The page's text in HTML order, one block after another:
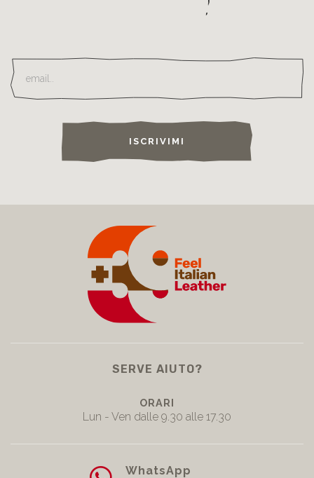
ISCRIVIMI
SERVE AIUTO?
ORARI
Lun - Ven dalle 9.30 alle 17.30
WhatsApp